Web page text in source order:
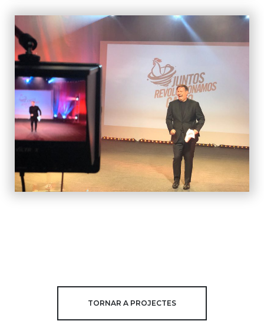
TORNAR A PROJECTES